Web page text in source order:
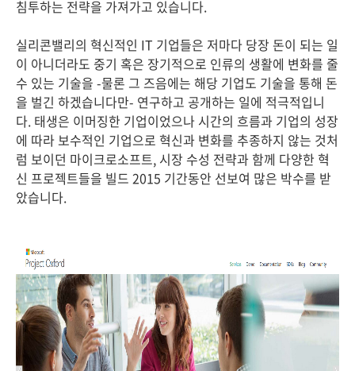
침투하는 전략을 가져가고 있습니다.
실리콘밸리의 혁신적인 IT 기업들은 저마다 당장 돈이 되는 일
이 아니더라도 중기 혹은 장기적으로 인류의 생활에 변화를 줄
수 있는 기술을 -물론 그 즈음에는 해당 기업도 기술을 통해 돈
을 벌긴 하겠습니다만- 연구하고 공개하는 일에 적극적입니
다. 태생은 이머징한 기업이었으나 시간의 흐름과 기업의 성장
에 따라 보수적인 기업으로 혁신과 변화를 추종하지 않는 것처
럼 보이던 마이크로소프트, 시장 수성 전략과 함께 다양한 혁
신 프로젝트들을 빌드 2015 기간동안 선보여 많은 박수를 받
았습니다.